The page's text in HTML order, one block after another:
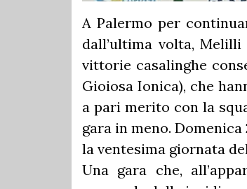
A Palermo per
dall’ultima volta,
vittorie casalinghe
Gioiosa Ionica), che
a pari merito con la
gara in meno.
la ventesima giornata
Una gara che,